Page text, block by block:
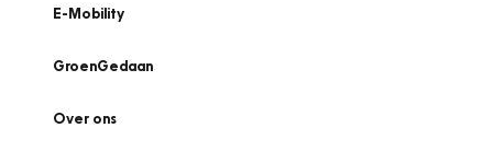
E-Mobility
GroenGedaan
Over ons